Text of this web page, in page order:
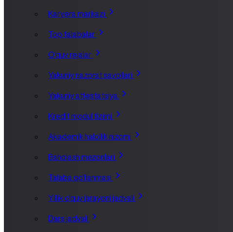
Karyera markazi
Top talabalar
O'quv rejalar
Yakuniy nazorat savollari
Yakuniy attestatsiya
Kredit modul tizimi
Akademik halollik nizomi
Baholash mezonlari
Talaba qo'llanmasi
Yillik o'quv jarayoni jadvali
Dars jadvali